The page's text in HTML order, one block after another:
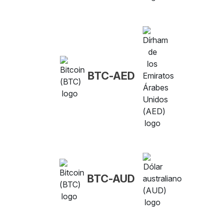
BTC-AED
BTC-AUD